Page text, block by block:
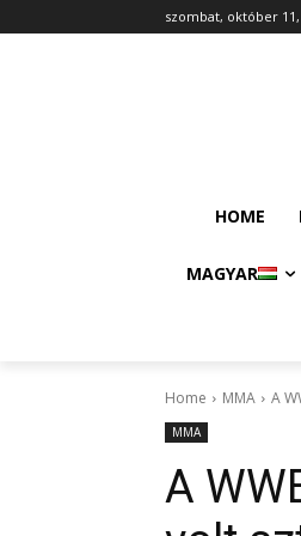
szombat, október 11,
HOME
MAGYAR
Home MMA A
MMA
A